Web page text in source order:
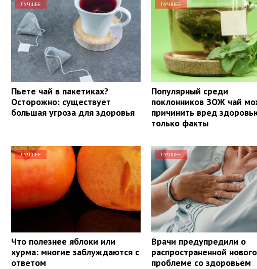
ЛУЧШЕЕ
Пьете чай в пакетиках?
Осторожно: существует
большая угроза для здоровья
ЛУЧШЕЕ
Популярный среди
поклонников ЗОЖ чай
причинить вред
только факты
ЛУЧШЕЕ
Что полезнее яблоки или
хурма: многие заблуждаются с
ответом
ЛУЧШЕЕ
Врачи предупредили о
распространенной
проблеме со здоровьем